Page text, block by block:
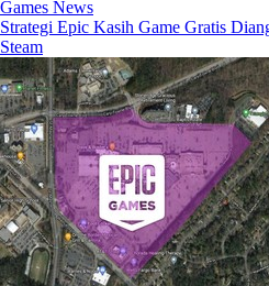
Games News
Strategi Epic Kasih Game Gratis
Steam